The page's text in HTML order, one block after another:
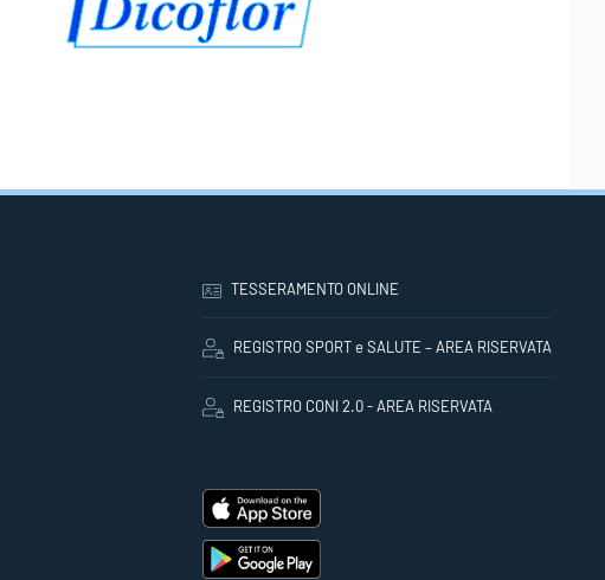
TESSERAMENTO ONLINE
REGISTRO SPORT e SALUTE – AREA RISERVATA
REGISTRO CONI 2.0 - AREA RISERVATA